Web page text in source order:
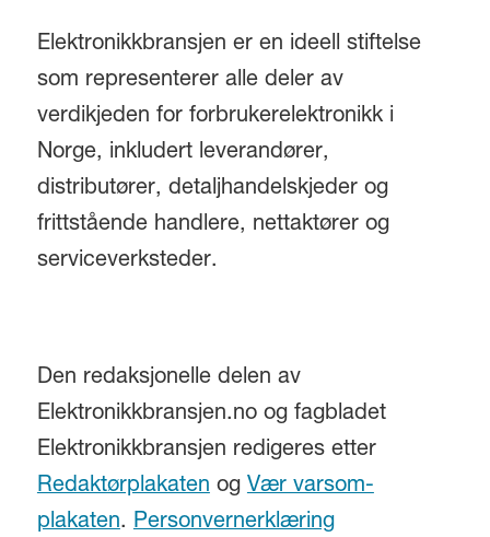
Elektronikkbransjen er en ideell stiftelse
som representerer alle deler av
verdikjeden for forbrukerelektronikk i
Norge, inkludert leverandører,
distributører, detaljhandelskjeder og
frittstående handlere, nettaktører og
serviceverksteder.
Den redaksjonelle delen av
Elektronikkbransjen.no og fagbladet
Elektronikkbransjen redigeres etter
Redaktørplakaten og Vær varsom-
plakaten. Personvernerklæring